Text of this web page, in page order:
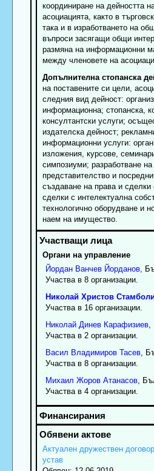
координиране на дейността
асоциацията, както в
така и в изработването на
въпроси засягащи общи
размяна на информационни
между членовете на
Допълнителна стопанска
на поставените си цели,
следния вид дейност:
информационна; стопанска,
консултантски услуги;
издателска дейност;
информационни услуги:
изложения, курсове,
симпозиуми; разработване
представителство и
създаване на права и
сделки с интелектуална
технологично оборудване и
наем на имущество.
Органи на управление
Йордан Ванчев Йорданов,
Участва в 8 организации.
Николай Христов
Участва в 16 организации.
Николай Динев Карафизиев,
Участва в 2 организации.
Васил Владимиров Тасев,
Участва в 8 организации.
Михаил Жоров Атанасов,
Участва в 4 организации.
Актуален дружествен
устав